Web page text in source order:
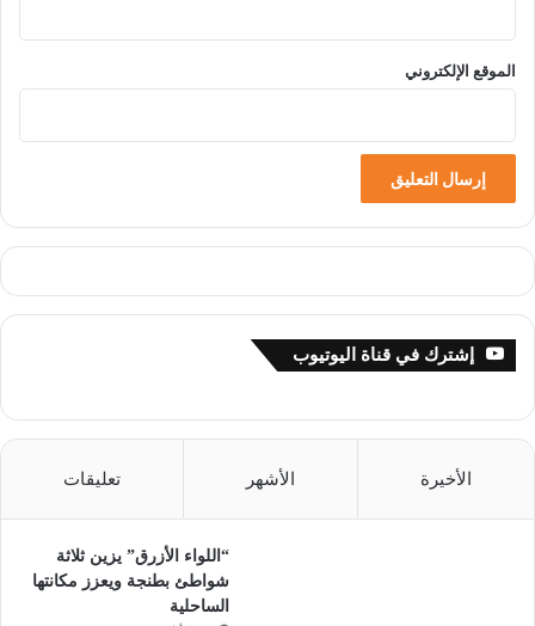
الموقع الإلكتروني
إشترك في قناة اليوتيوب
الأخيرة الأشهر تعليقات
“اللواء الأزرق” يزين ثلاثة
شواطئ بطنجة ويعزز مكانتها
الساحلية